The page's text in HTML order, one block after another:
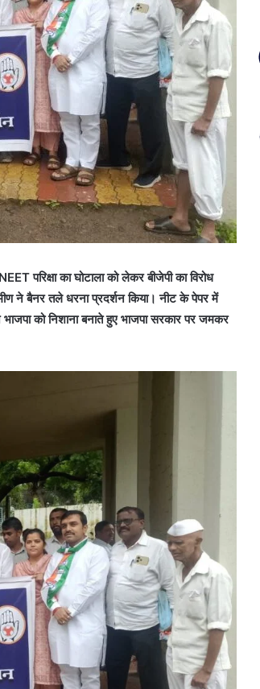
परिक्षा का घोटाला को लेकर बीजेपी का विरोध
ने बैनर तले धरना प्रदर्शन किया। नीट के पेपर में
को निशाना बनाते हुए भाजपा सरकार पर जमकर